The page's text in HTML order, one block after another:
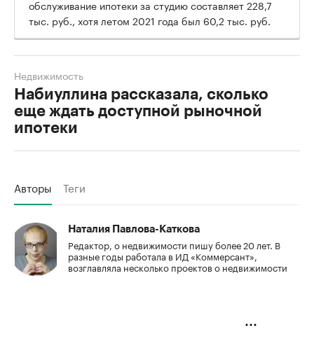
обслуживание ипотеки за студию составляет 228,7
тыс. руб., хотя летом 2021 года был 60,2 тыс. руб.
Набиуллина рассказала, сколько
еще ждать доступной рыночной
ипотеки
Недвижимость
Авторы Теги
Наталия Павлова-Каткова
Редактор, о недвижимости пишу более 20 лет. В
разные годы работала в ИД «Коммерсант»,
возглавляла несколько проектов о недвижимости